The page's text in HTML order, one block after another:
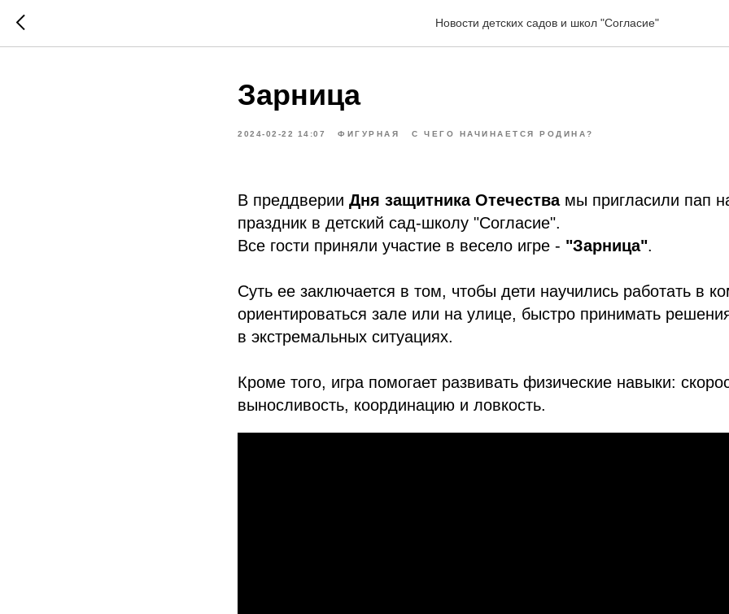
Новости детских садов и школ "Согласие"
Зарница
2024-02-22 14:07 ФИГУРНАЯ С ЧЕГО НАЧИНАЕТСЯ РОДИНА?
В преддверии Дня защитника Отечествамы пригласили пап
праздник в детский сад-школу "Согласие".
Все гости приняли участие в весело игре - "Зарница".
Суть ее заключается в том, чтобы дети научились работать в
ориентироваться зале или на улице, быстро принимать
в экстремальных ситуациях.
Кроме того, игра помогает развивать физические навыки:
выносливость, координацию и ловкость.